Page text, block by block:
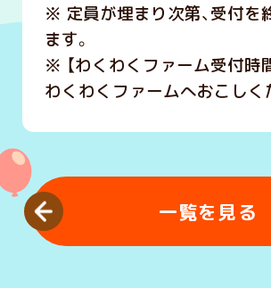
※ 定員が埋まり次第、受付を
ます。
※ 【わくわくファーム受付時
わくわくファームへおこしく
一覧を見る